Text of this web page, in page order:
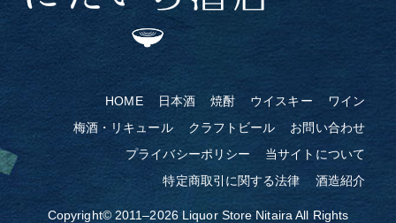
HOME 日本酒 焼酎 ウイスキー
ワイン
梅酒・リキュール
クラフトビール
お問い合わせ
プライバシーポリシー
当サイトについて
特定商取引に関する法律
酒造紹介
Copyright© 2011–2026 Liquor Store Nitaira All Rights